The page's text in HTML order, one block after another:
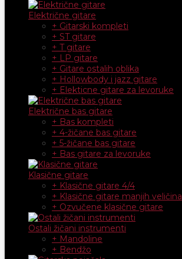
Električne gitare
+ Gitarski kompleti
+ ST gitare
+ T gitare
+ LP gitare
+ Gitare ostalih oblika
+ Hollowbody i jazz gitare
+ Elekticne gitare za levoruke
Električne bas gitare
+ Bas kompleti
+ 4-žičane bas gitare
+ 5-žičane bas gitare
+ Bas gitare za levoruke
Klasične gitare
+ Klasične gitare 4/4
+ Klasične gitare manjih veličina
+ Ozvučene klasične gitare
Ostali žičani instrumenti
+ Mandoline
+ Bendžo